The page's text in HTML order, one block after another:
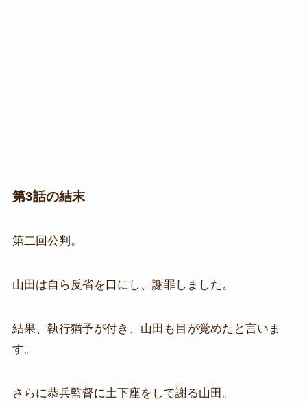
第3話の結末
第二回公判。
山田は自ら反省を口にし、謝罪しました。
結果、執行猶予が付き、山田も目が覚めたと言いま
す。
さらに恭兵監督に土下座をして謝る山田。